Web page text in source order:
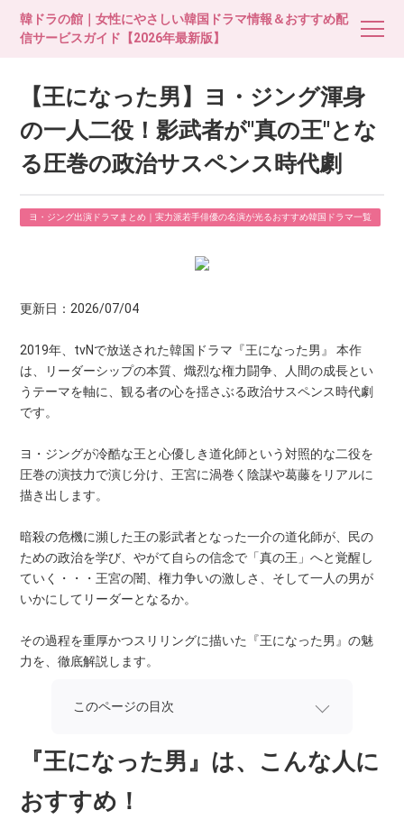
韓ドラの館｜女性にやさしい韓国ドラマ情報＆おすすめ配
信サービスガイド【2026年最新版】
【王になった男】ヨ・ジング渾身
の一人二役！影武者が"真の王"とな
る圧巻の政治サスペンス時代劇
ヨ・ジング出演ドラマまとめ｜実力派若手俳優の名演が光るおすすめ韓国ドラマ一覧
更新日：2026/07/04
2019年、tvNで放送された韓国ドラマ『王になった男』 本作
は、リーダーシップの本質、熾烈な権力闘争、人間の成長とい
うテーマを軸に、観る者の心を揺さぶる政治サスペンス時代劇
です。
ヨ・ジングが冷酷な王と心優しき道化師という対照的な二役を
圧巻の演技力で演じ分け、王宮に渦巻く陰謀や葛藤をリアルに
描き出します。
暗殺の危機に瀕した王の影武者となった一介の道化師が、民の
ための政治を学び、やがて自らの信念で「真の王」へと覚醒し
ていく・・・王宮の闇、権力争いの激しさ、そして一人の男が
いかにしてリーダーとなるか。
その過程を重厚かつスリリングに描いた『王になった男』の魅
力を、徹底解説します。
このページの目次
『王になった男』は、こんな人に
おすすめ！